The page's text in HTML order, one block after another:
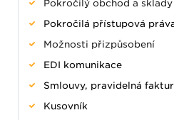
Pokročilý obchod a sklady
Pokročilá přístupová
Možnosti přizpůsobení
EDI komunikace
Smlouvy, pravidelná
Kusovník